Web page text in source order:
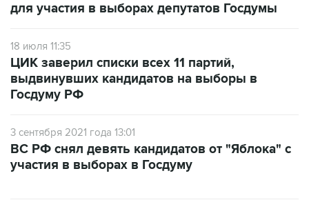
для участия в выборах депутатов Госдумы
18 июля 11:35
ЦИК заверил списки всех 11 партий,
выдвинувших кандидатов на выборы в
Госдуму РФ
3 сентября 2021 года 13:01
ВС РФ снял девять кандидатов от "Яблока" с
участия в выборах в Госдуму